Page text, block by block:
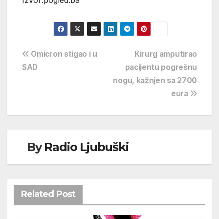
Navigacija
Kirurg amputirao
pacijentu pogrešnu
nogu, kažnjen sa 2700
eura
Omicron stigao i u
SAD
ByRadio Ljubuški
Related Post